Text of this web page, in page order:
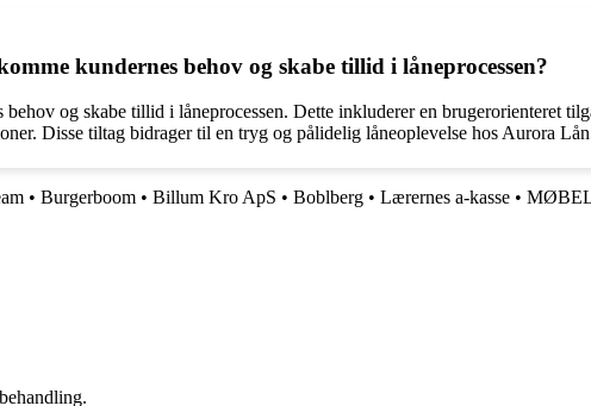
kundernes behov og skabe tillid i låneprocessen?
og skabe tillid i låneprocessen. Dette inkluderer en brugerorienteret
Disse tiltag bidrager til en tryg og pålidelig låneoplevelse hos Aurora
• Burgerboom • Billum Kro ApS • Boblberg • Lærernes a-kasse •